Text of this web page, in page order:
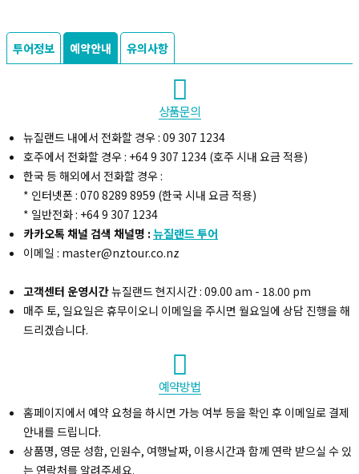
투어정보 예약안내 유의사항
상품문의
뉴질랜드 내에서 전화할 경우 : 09 307 1234
호주에서 전화할 경우 : +64 9 307 1234 (호주 시내 요금 적용)
한국 등 해외에서 전화할 경우 :
* 인터넷폰 : 070 8289 8959 (한국 시내 요금 적용)
* 일반전화 : +64 9 307 1234
카카오톡 채널 검색 채널명 : 뉴질랜드 투어
이메일 : master@nztour.co.nz
고객센터 운영시간뉴질랜드 현지시간 : 09.00 am - 18.00 pm
매주 토, 일요일은 휴무이오니 이메일을 주시면 월요일에 상담 진행을 해
드리겠습니다.
예약방법
홈페이지에서 예약 요청을 하시면 가능 여부 등을 확인 후 이메일로 결제
안내를 드립니다.
상품명, 영문 성함, 인원수, 여행날짜, 이용시간과 함께 연락 받으실 수 있
는 연락처를 알려주세요.